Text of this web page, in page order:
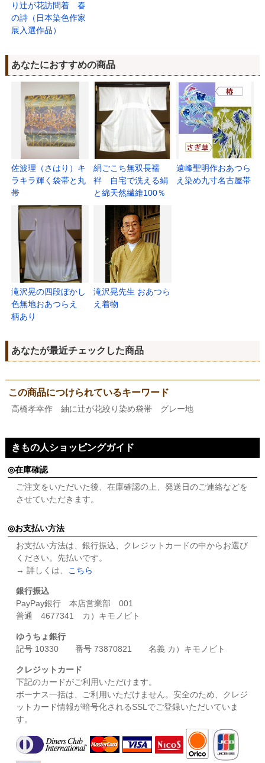
り辻が花訪問着 春
の詩（日本染色作家
展入選作品）
あなたにおすすめの商品
佐波理（さはり）キ
ラキラ輝く袋帯と丸
帯
絹ごこち無双長襦
袢 自宅で洗える絹
と綿天然繊維100％
遠峰聖明作おあつら
え染め九寸名古屋帯
滝沢晃の四段ぼかし
色無地おあつらえ
柄あり
滝沢晃先生 おあつら
え着物
あなたが最近チェックした商品
この商品につけられているキーワード
高橋孝幸作 紬に辻が花絞り染め袋帯 グレー地
きもの人ショッピングガイド
在庫確認
ご注文をいただいた後、在庫確認の上、発送日のご連絡などを
させていただきます。
お支払い方法
お支払い方法は、銀行振込、クレジットカードの中からお選び
ください。先払いです。
→ 詳しくは、
こちら
銀行振込
PayPay銀行 本店営業部 001
普通 4677341 カ）キモノビト
ゆうちょ銀行
記号 10330 番号 73870821 名義 カ）キモノビト
クレジットカード
下記のカードがご利用いただけます。
ボーナス一括は、ご利用いただけません。安全のため、クレジ
ットカード情報が暗号化されるSSLでご登録いただいていま
す。